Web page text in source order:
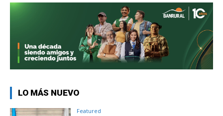
LO MÁS NUEVO
Featured